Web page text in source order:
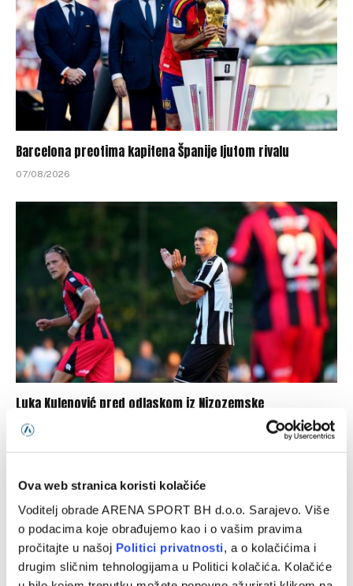
Ova web stranica koristi kolačiće
Voditelj obrade ARENA SPORT BH d.o.o. Sarajevo. Više
o podacima koje obrađujemo kao i o vašim pravima
pročitajte u našoj Politici privatnosti, a o kolačićima i
drugim sličnim tehnologijama u Politici kolačića. Kolačiće
Barcelona preotima kapitena Španije ljutom rivalu
07/08/2026
Luka Kulenović pred odlaskom iz Nizozemske
07/08/2026